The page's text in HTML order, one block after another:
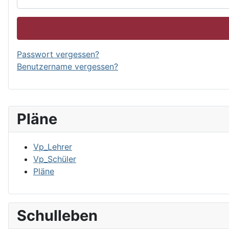
Pläne
Vp_Lehrer
Vp_Schüler
Pläne
Schulleben
Passwort vergessen?
Benutzername vergessen?